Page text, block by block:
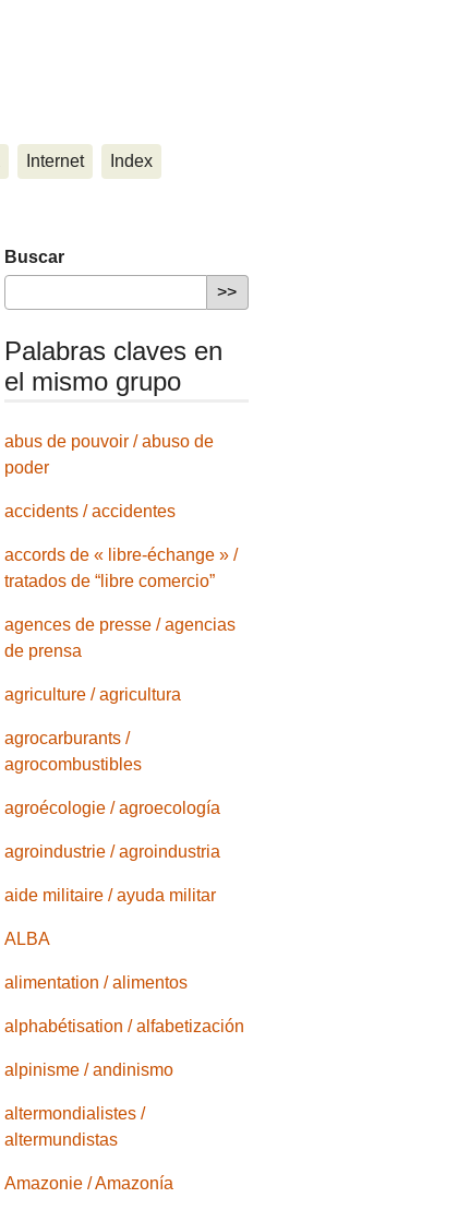
Internet Index
Buscar
Palabras claves en
el mismo grupo
abus de pouvoir / abuso de
poder
accidents / accidentes
accords de « libre-échange » /
tratados de “libre comercio”
agences de presse / agencias
de prensa
agriculture / agricultura
agrocarburants /
agrocombustibles
agroécologie / agroecología
agroindustrie / agroindustria
aide militaire / ayuda militar
ALBA
alimentation / alimentos
alphabétisation / alfabetización
alpinisme / andinismo
altermondialistes /
altermundistas
Amazonie / Amazonía